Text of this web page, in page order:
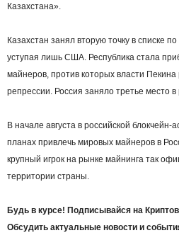
Казахстана».
Казахстан занял вторую точку в списке
уступая лишь США. Республика стала
майнеров, против которых власти
репрессии. Россия заняло третье место в
В начале августа в российской
планах привлечь мировых майнеров в
крупный игрок на рынке майнинга так
территории страны.
Будь в курсе! Подписывайся на
Обсудить актуальные новости и